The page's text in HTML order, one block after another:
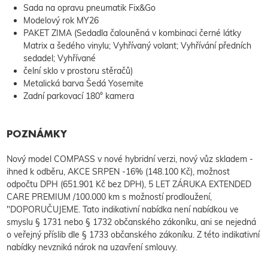
Sada na opravu pneumatik Fix&Go
Modelový rok MY26
PAKET ZIMA (Sedadla čalouněná v kombinaci černé látky
Matrix a šedého vinylu; Vyhřívaný volant; Vyhřívání předních
sedadel; Vyhřívané
čelní sklo v prostoru stěračů)
Metalická barva Šedá Yosemite
Zadní parkovací 180° kamera
POZNÁMKY
Nový model COMPASS v nové hybridní verzi, nový vůz skladem -
ihned k odběru, AKCE SRPEN -16% (148.100 Kč), možnost
odpočtu DPH (651.901 Kč bez DPH), 5 LET ZÁRUKA EXTENDED
CARE PREMIUM /100.000 km s možností prodloužení,
"DOPORUČUJEME. Tato indikativní nabídka není nabídkou ve
smyslu § 1731 nebo § 1732 občanského zákoníku, ani se nejedná
o veřejný příslib dle § 1733 občanského zákoníku. Z této indikativní
nabídky nevzniká nárok na uzavření smlouvy.